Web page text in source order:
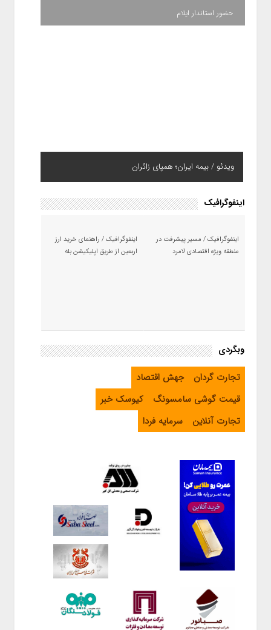
حضور استاندار ایلام
ویدئو / بیمه ایران؛ همپای زائران
اینفوگرافیک
اینفوگرافیک / مسیر پیشرفت در
منطقه ویژه اقتصادی لامرد
اینفوگرافیک / راهنمای خرید ارز
اربعین از طریق اپلیکیشن بله
وبگردی
تجارت گردان
جهش اقتصاد
قیمت گوشی سامسونگ
کیوسک خبر
تجارت آنلاین
سرمایه فردا